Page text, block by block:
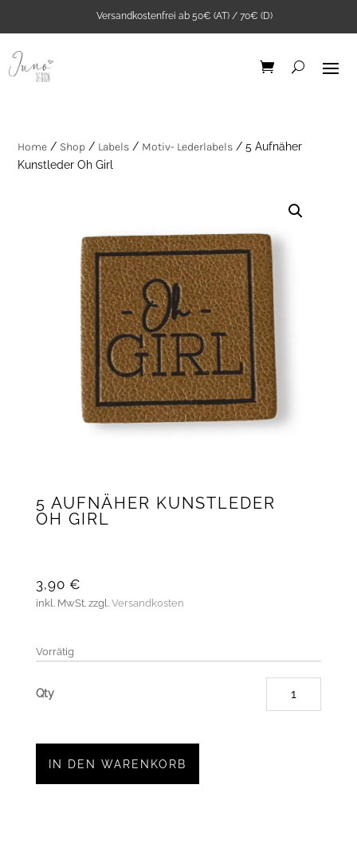
Versandkostenfrei ab 50€ (AT) / 70€ (D)
Home / Shop / Labels / Motiv- Lederlabels / 5 Aufnäher
Kunstleder Oh Girl
5 AUFNÄHER KUNSTLEDER
OH GIRL
3,90 €
inkl. MwSt. zzgl. Versandkosten
Vorrätig
IN DEN WARENKORB